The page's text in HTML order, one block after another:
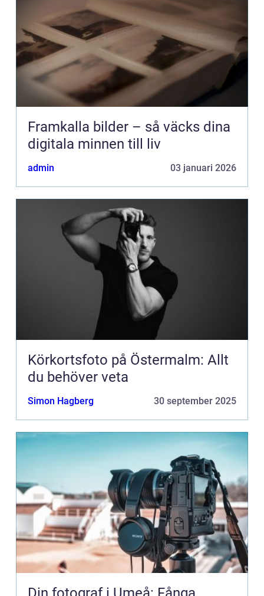
Framkalla bilder – så väcks dina
digitala minnen till liv
admin 03 januari 2026
Körkortsfoto på Östermalm: Allt
du behöver veta
Simon Hagberg 30 september 2025